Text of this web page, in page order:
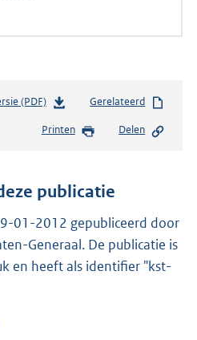
(PDF)b
s
n
s
r
o
Gerelateerd
Printen Delen
publicatie
01-2012 gepubliceerd door
Generaal. De publicatie is
en heeft als identifier "kst-